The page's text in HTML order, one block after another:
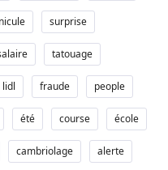
surprise
tatouage
lidl fraude people
été course école
cambriolage alerte